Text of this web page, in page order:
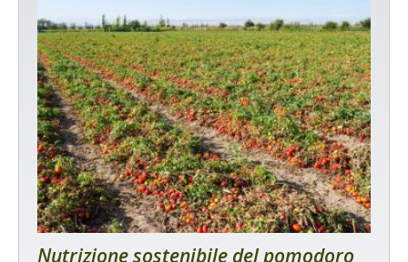
Nutrizione sostenibile del pomodoro